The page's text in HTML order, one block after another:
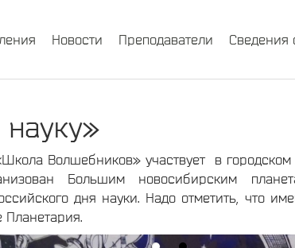
Новости Преподаватели Сведения
науку»
Волшебников» участвует в городском
Большим новосибирским
дня науки. Надо отметить, что
Планетария.